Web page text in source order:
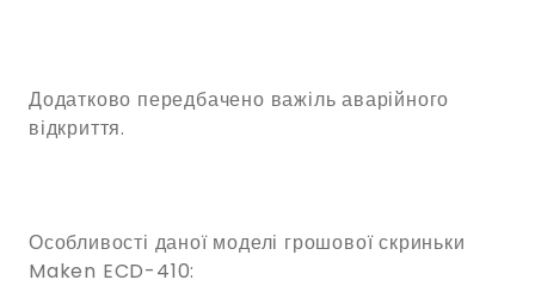
Додатково передбачено важіль аварійного
відкриття.
Особливості даної моделі грошової скриньки
Maken ECD-410: